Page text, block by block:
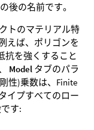
後の名前です。
トのマテリアル特
えば、ポリゴンを
抗を強くすること
Model タブのパラ
性)乗数は、Finite
イプすべてのロー
す: